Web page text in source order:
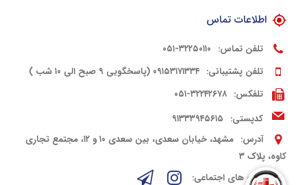
اطلاعات تماس
تلفن تماس: ۳۲۲۵۰۱۱۰-۰۵۱
تلفن پشتیبانی: ۰۹۱۵۳۱۷۱۳۳۴ (پاسخگویی ۹ صبح الی ۱۰ شب )
تلفکس: ۳۲۲۴۲۶۷۸-۰۵۱
کدپستی: ۹۱۳۳۳۹۴۵۶۱۵
آدرس:
مشهد، خیابان سعدی، بین سعدی ۱۰ و ۱۲، مجتمع تجاری
کاوه، پلاک ۳
شبکه های اجتماعی: